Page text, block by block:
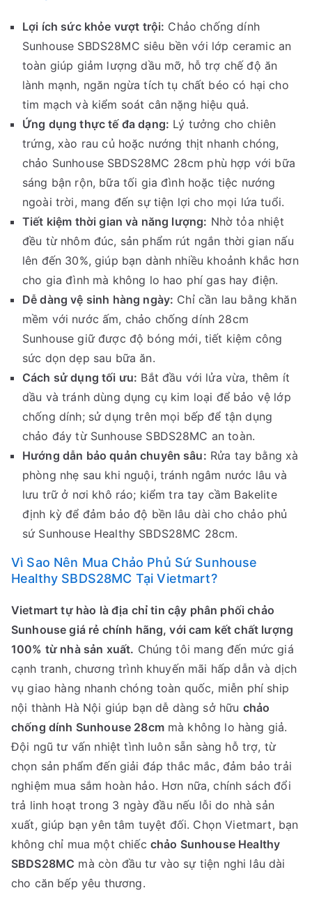
Lợi ích sức khỏe vượt trội: Chảo chống dính
Sunhouse SBDS28MC siêu bền với lớp ceramic an
toàn giúp giảm lượng dầu mỡ, hỗ trợ chế độ ăn
lành mạnh, ngăn ngừa tích tụ chất béo có hại cho
tim mạch và kiểm soát cân nặng hiệu quả.
Ứng dụng thực tế đa dạng: Lý tưởng cho chiên
trứng, xào rau củ hoặc nướng thịt nhanh chóng,
chảo Sunhouse SBDS28MC 28cm phù hợp với bữa
sáng bận rộn, bữa tối gia đình hoặc tiệc nướng
ngoài trời, mang đến sự tiện lợi cho mọi lứa tuổi.
Tiết kiệm thời gian và năng lượng: Nhờ tỏa nhiệt
đều từ nhôm đúc, sản phẩm rút ngắn thời gian nấu
lên đến 30%, giúp bạn dành nhiều khoảnh khắc hơn
cho gia đình mà không lo hao phí gas hay điện.
Dễ dàng vệ sinh hàng ngày: Chỉ cần lau bằng khăn
mềm với nước ấm, chảo chống dính 28cm
Sunhouse giữ được độ bóng mới, tiết kiệm công
sức dọn dẹp sau bữa ăn.
Cách sử dụng tối ưu: Bắt đầu với lửa vừa, thêm ít
dầu và tránh dùng dụng cụ kim loại để bảo vệ lớp
chống dính; sử dụng trên mọi bếp để tận dụng
chảo đáy từ Sunhouse SBDS28MC an toàn.
Hướng dẫn bảo quản chuyên sâu: Rửa tay bằng xà
phòng nhẹ sau khi nguội, tránh ngâm nước lâu và
lưu trữ ở nơi khô ráo; kiểm tra tay cầm Bakelite
định kỳ để đảm bảo độ bền lâu dài cho chảo phủ
sứ Sunhouse Healthy SBDS28MC 28cm.
Vì Sao Nên Mua Chảo Phủ Sứ Sunhouse
Healthy SBDS28MC Tại Vietmart?
Vietmart tự hào là địa chỉ tin cậy phân phối chảo
Sunhouse giá rẻ chính hãng, với cam kết chất lượng
100% từ nhà sản xuất. Chúng tôi mang đến mức giá
cạnh tranh, chương trình khuyến mãi hấp dẫn và dịch
vụ giao hàng nhanh chóng toàn quốc, miễn phí ship
nội thành Hà Nội giúp bạn dễ dàng sở hữu chảo
chống dính Sunhouse 28cmmà không lo hàng giả.
Đội ngũ tư vấn nhiệt tình luôn sẵn sàng hỗ trợ, từ
chọn sản phẩm đến giải đáp thắc mắc, đảm bảo trải
nghiệm mua sắm hoàn hảo. Hơn nữa, chính sách đổi
trả linh hoạt trong 3 ngày đầu nếu lỗi do nhà sản
xuất, giúp bạn yên tâm tuyệt đối. Chọn Vietmart, bạn
không chỉ mua một chiếc chảo Sunhouse Healthy
SBDS28MC mà còn đầu tư vào sự tiện nghi lâu dài
cho căn bếp yêu thương.